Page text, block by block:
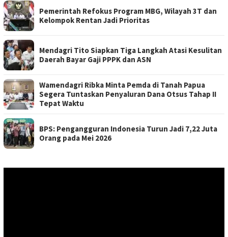
Pemerintah Refokus Program MBG, Wilayah 3T dan
Kelompok Rentan Jadi Prioritas
Mendagri Tito Siapkan Tiga Langkah Atasi Kesulitan
Daerah Bayar Gaji PPPK dan ASN
Wamendagri Ribka Minta Pemda di Tanah Papua
Segera Tuntaskan Penyaluran Dana Otsus Tahap II
Tepat Waktu
BPS: Pengangguran Indonesia Turun Jadi 7,22 Juta
Orang pada Mei 2026